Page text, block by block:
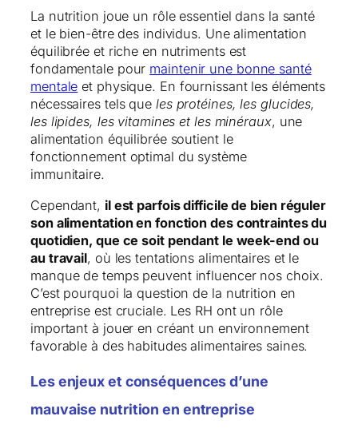
La nutrition joue un rôle essentiel dans la santé
et le bien-être des individus. Une alimentation
équilibrée et riche en nutriments est
fondamentale pour maintenir une bonne santé
mentale et physique. En fournissant les éléments
nécessaires tels que les protéines, les glucides,
les lipides, les vitamines et les minéraux, une
alimentation équilibrée soutient le
fonctionnement optimal du système
immunitaire.
Cependant, il est parfois difficile de bien réguler
son alimentation en fonction des contraintes du
quotidien, que ce soit pendant le week-end ou
au travail, où les tentations alimentaires et le
manque de temps peuvent influencer nos choix.
C’est pourquoi la question de la nutrition en
entreprise est cruciale. Les RH ont un rôle
important à jouer en créant un environnement
favorable à des habitudes alimentaires saines.
Les enjeux et conséquences d’une
mauvaise nutrition en entreprise